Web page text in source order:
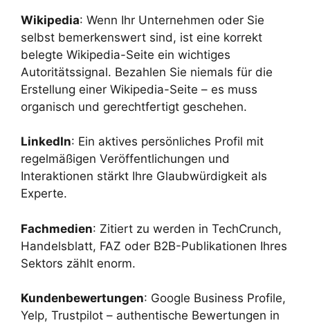
Wikipedia: Wenn Ihr Unternehmen oder Sie
selbst bemerkenswert sind, ist eine korrekt
belegte Wikipedia-Seite ein wichtiges
Autoritätssignal. Bezahlen Sie niemals für die
Erstellung einer Wikipedia-Seite – es muss
organisch und gerechtfertigt geschehen.
LinkedIn: Ein aktives persönliches Profil mit
regelmäßigen Veröffentlichungen und
Interaktionen stärkt Ihre Glaubwürdigkeit als
Experte.
Fachmedien: Zitiert zu werden in TechCrunch,
Handelsblatt, FAZ oder B2B-Publikationen Ihres
Sektors zählt enorm.
Kundenbewertungen: Google Business Profile,
Yelp, Trustpilot – authentische Bewertungen in